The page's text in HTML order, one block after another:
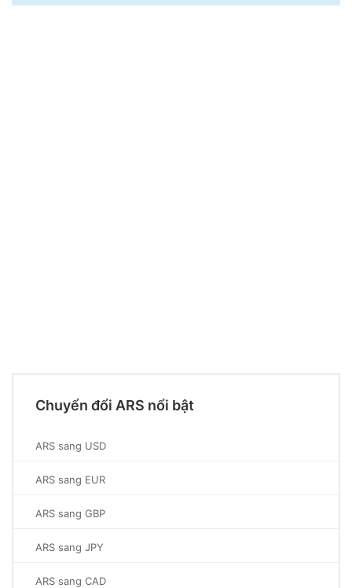
Chuyển đổi ARS nổi bật
ARS sang USD
ARS sang EUR
ARS sang GBP
ARS sang JPY
ARS sang CAD